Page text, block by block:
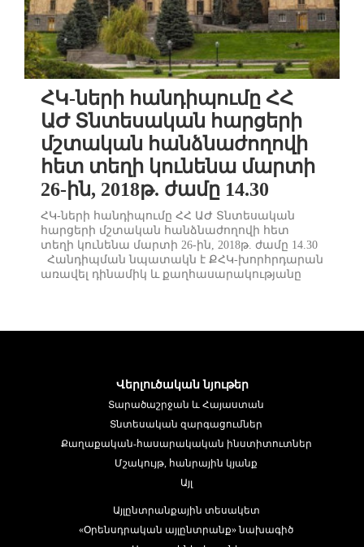
ՀԿ-ների հանդիպումը ՀՀ
ԱԺ Տնտեսական հարցերի
մշտական հանձնաժողովի
հետ տեղի կունենա մարտի
26-ին, 2018թ. ժամը 14.30
ՀԿ-ների հանդիպումը ՀՀ ԱԺ Տնտեսական
հարցերի մշտական հանձնաժողովի հետ
տեղի կունենա մարտի 26-ին, 2018թ. ժամը 14.30
Հանդիպման նպատակն է ՔՀԿ-խորհրդարան
առավել դինամիկ և քաղհասարակությանը
օրենսդրական գործընթացը, այդ ուղղությամբ
տարբերակները, կկազմակերպվի քննար...
Վերլուծական նյութեր
Տարածաշրջան և Հայաստան
Տնտեսական զարգացումներ
Քաղաքական-հասարակական ինստիտուտներ
Մշակույթ, հանրային կյանք
Այլ
Այլընտրանքային տեսակետ
«Օրենսդրական այլընտրանք» նախագիծ